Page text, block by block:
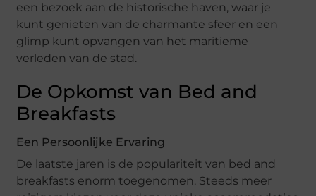
een bezoek aan de historische haven, waar je
kunt genieten van de charmante sfeer en een
glimp kunt opvangen van het maritieme
verleden van de stad.
De Opkomst van Bed and
Breakfasts
Een Persoonlijke Ervaring
De laatste jaren is de populariteit van bed and
breakfasts enorm toegenomen. Steeds meer